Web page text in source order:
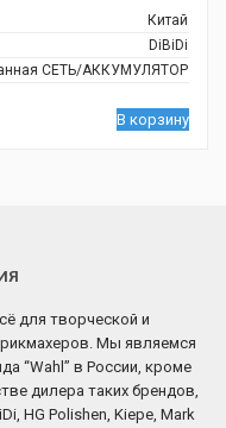
Китай
DiBiDi
СЕТЬ/АККУМУЛЯТОР
В корзину
для творческой и
Мы являемся
“Wahl” в России, кроме
дилера таких брендов,
HG Polishen, Kiepe, Mark